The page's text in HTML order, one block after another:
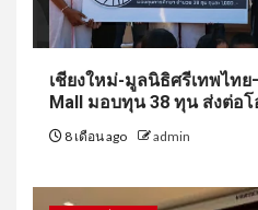
เชียงใหม่-มูลนิธิศรีเทพไท
Mall มอบทุน 38 ทุน ส่งต่อ
8 เดือน ago admin